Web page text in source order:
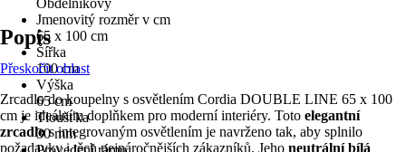
Obdélníkový
Jmenovitý rozměr v cm
65 x 100 cm
Šířka
100 cm
Výška
65 cm
Tloušťka
30 mm
Popis
Přeskočit oblast
Zrcadlo do koupelny s osvětlením Cordia DOUBLE LINE 65 x 100
cm je ideálním doplňkem pro moderní interiéry. Toto elegantní
zrcadlos integrovaným osvětlením je navrženo tak, aby splnilo
požadavky i těch nejnáročnějších zákazníků. Jeho neutrální bílá